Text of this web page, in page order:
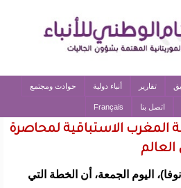
تقارير أنباء دولية حوادث ومجتمع
اتصل بنا Français
المغرب الاستباقية لمحاصرة
اليوم الجمعة، أن الخطة التي